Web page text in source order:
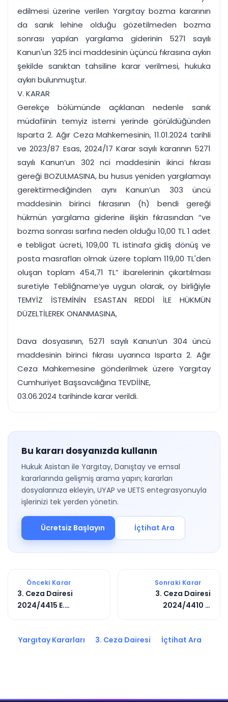
edilmesi üzerine verilen Yargıtay bozma kararının
da sanık lehine olduğu gözetilmeden bozma
sonrası yapılan yargılama giderinin 5271 sayılı
Kanun'un 325 inci maddesinin üçüncü fıkrasına aykırı
şekilde sanıktan tahsiline karar verilmesi, hukuka
aykırı bulunmuştur.
V. KARAR
Gerekçe bölümünde açıklanan nedenle sanık
müdafiinin temyiz istemi yerinde görüldüğünden
Isparta 2. Ağır Ceza Mahkemesinin, 11.01.2024 tarihli
ve 2023/87 Esas, 2024/17 Karar sayılı kararının 5271
sayılı Kanun’un 302 nci maddesinin ikinci fıkrası
gereği BOZULMASINA, bu husus yeniden yargılamayı
gerektirmediğinden aynı Kanun’un 303 üncü
maddesinin birinci fıkrasının (h) bendi gereği
hükmün yargılama giderine ilişkin fıkrasından “ve
bozma sonrası sarfına neden olduğu 10,00 TL 1 adet
e tebligat ücreti, 109,00 TL istinafa gidiş dönüş ve
posta masrafları olmak üzere toplam 119,00 TL'den
oluşan toplam 454,71 TL” ibarelerinin çıkartılması
suretiyle Tebliğname’ye uygun olarak, oy birliğiyle
TEMYİZ İSTEMİNİN ESASTAN REDDİ İLE HÜKMÜN
DÜZELTİLEREK ONANMASINA,
Dava dosyasının, 5271 sayılı Kanun’un 304 üncü
maddesinin birinci fıkrası uyarınca Isparta 2. Ağır
Ceza Mahkemesine gönderilmek üzere Yargıtay
Cumhuriyet Başsavcılığına TEVDİİNE,
03.06.2024 tarihinde karar verildi.
Bu kararı dosyanızda kullanın
Hukuk Asistan ile Yargıtay, Danıştay ve emsal
kararlarında gelişmiş arama yapın; kararları
dosyalarınıza ekleyin, UYAP ve UETS entegrasyonuyla
işlerinizi tek yerden yönetin.
Ücretsiz Başlayın İçtihat Ara
Önceki Karar
3. Ceza Dairesi
2024/4415 E.
Sonraki Karar
3. Ceza Dairesi
2024/4410 E.
Yargıtay Kararları 3. Ceza Dairesi İçtihat Ara